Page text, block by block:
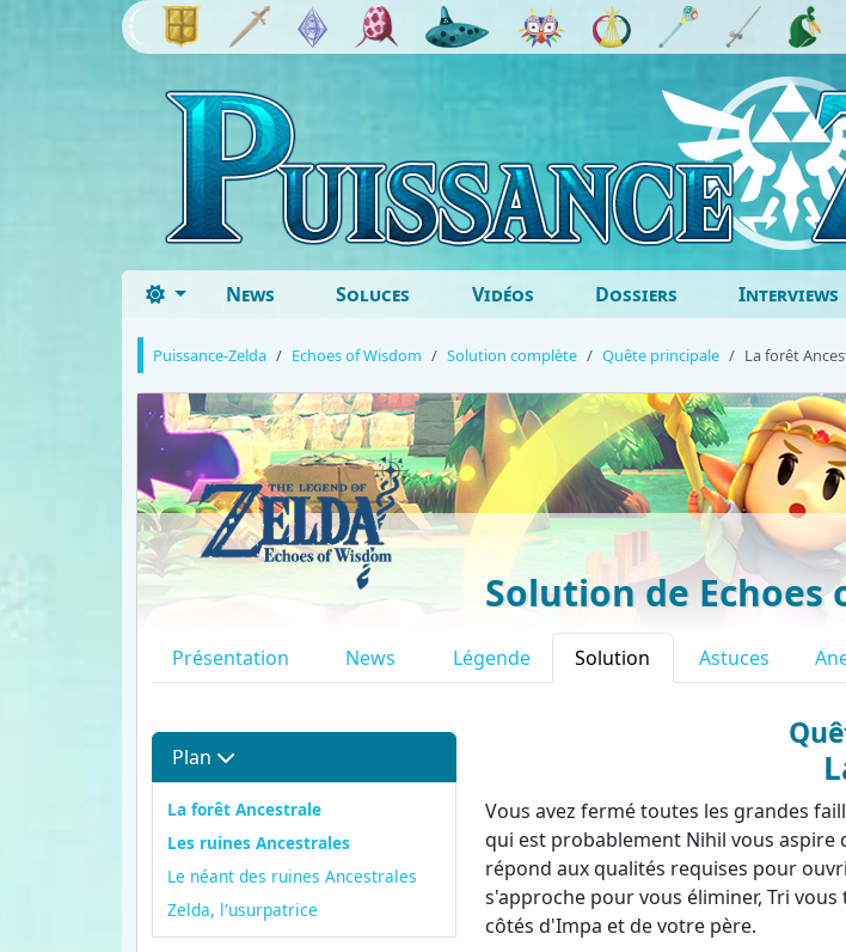
News Soluces Vidéos Dossiers Interviews
Puissance-Zelda Echoes of Wisdom Solution complète Quête principale La forêt
Solution de Echoes
Présentation News Légende Solution Astuces
Plan
La forêt Ancestrale
Les ruines Ancestrales
Le néant des ruines Ancestrales
Zelda, l'usurpatrice
Vous avez fermé toutes les grandes
qui est probablement Nihil vous aspire
répond aux qualités requises pour
s'approche pour vous éliminer, Tri
côtés d'Impa et de votre père.